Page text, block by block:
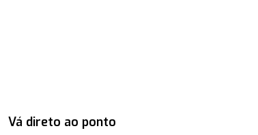
Vá direto ao ponto